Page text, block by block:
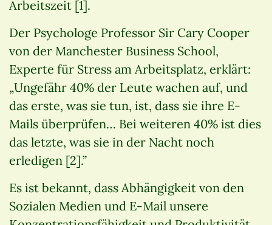
Arbeitszeit [1].
Der Psychologe Professor Sir Cary Cooper
von der Manchester Business School,
Experte für Stress am Arbeitsplatz, erklärt:
„Ungefähr 40% der Leute wachen auf, und
das erste, was sie tun, ist, dass sie ihre E-
Mails überprüfen… Bei weiteren 40% ist dies
das letzte, was sie in der Nacht noch
erledigen [2].”
Es ist bekannt, dass Abhängigkeit von den
Sozialen Medien und E-Mail unsere